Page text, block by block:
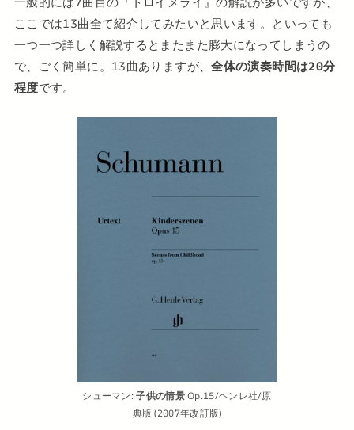
ここでは13曲全て紹介してみたいと思います。といっても
一つ一つ詳しく解説するとまたまた膨大になってしまうの
で、ごく簡単に。13曲ありますが、全体の演奏時間は20分
程度です。
シューマン:子供の情景Op.15/ヘンレ社/原
典版 (2007年改訂版)